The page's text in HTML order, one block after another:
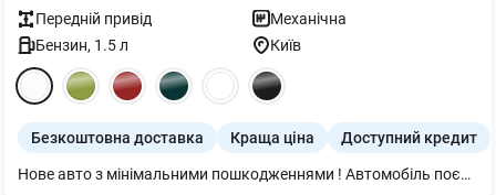
Передній привід
Механічна
Бензин, 1.5л Київ
Безкоштовна доставка Краща ціна Доступний кредит
Нове авто з мінімальними пошкодженнями ! Автомобіль поєднує ефективний 1.5-літровий бензиновий двигун (116 к.с.) з 5-ступеневою механічною коробкою передач, низьку витрату пального (від 6,3 л/100 км) та просторий салон. Основне оснащення: • Кондиціонер з автоматичним керуванням • Камера заднього огляду, парктроніки • Світлодіодні ходові вогні, автоматичні фари • Мультимедіа 10.25” з Apple CarPlay™ / Android Auto™ • 4 динаміки, Bluetooth • Центральний підлокітник, тканинний салон • Диски 16” легкосплавні Кредит та лізинг від 0,01%